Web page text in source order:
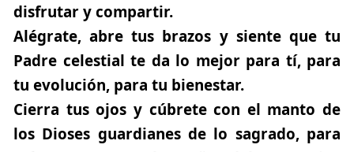
disfrutar y compartir.
Alégrate, abre tus brazos y siente que tu
Padre celestial te da lo mejor para tí, para
tu evolución, para tu bienestar.
Cierra tus ojos y cúbrete con el manto de
los Dioses guardianes de lo sagrado, para